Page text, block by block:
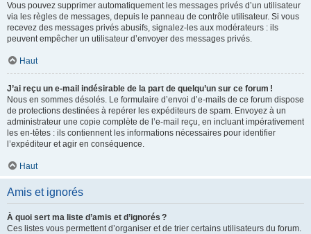
Vous pouvez supprimer automatiquement les messages privés d’un utilisateur
via les règles de messages, depuis le panneau de contrôle utilisateur. Si vous
recevez des messages privés abusifs, signalez-les aux modérateurs : ils
peuvent empêcher un utilisateur d’envoyer des messages privés.
Haut
J’ai reçu un e-mail indésirable de la part de quelqu’un sur ce forum !
Nous en sommes désolés. Le formulaire d’envoi d’e-mails de ce forum dispose
de protections destinées à repérer les expéditeurs de spam. Envoyez à un
administrateur une copie complète de l’e-mail reçu, en incluant impérativement
les en-têtes : ils contiennent les informations nécessaires pour identifier
l’expéditeur et agir en conséquence.
Haut
Amis et ignorés
À quoi sert ma liste d’amis et d’ignorés ?
Ces listes vous permettent d’organiser et de trier certains utilisateurs du forum.